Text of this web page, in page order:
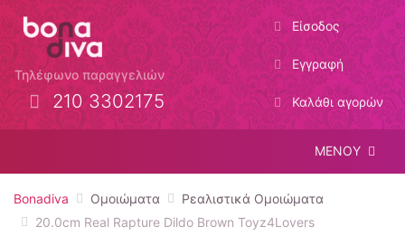
Τηλέφωνο παραγγελιών
210 3302175
Είσοδος
Εγγραφή
Καλάθι αγορών
ΜΕΝΟΥ
Bonadiva Ομοιώματα
Ρεαλιστικά Ομοιώματα
20.0cm Real Rapture Dildo Brown Toyz4Lovers